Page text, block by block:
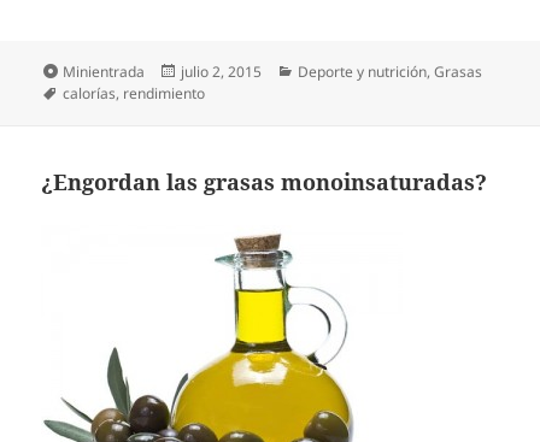
Formato
Minientrada
Publicado
el
julio 2, 2015 Categorías
Deporte y nutrición,Grasas
Etiquetas
calorías, rendimiento
¿Engordan las grasas monoinsaturadas?